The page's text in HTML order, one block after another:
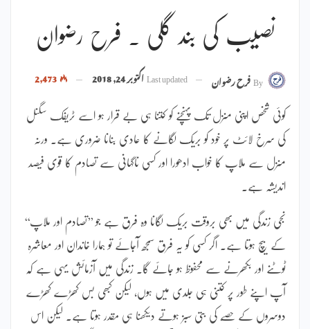
نصیب کی بند گلی ۔ فرح رضوان
Byفرح رضوان Last updatedاکتوبر 24, 2018
کوئی شخص اپنی منزل تک پہنچنے کو کتنا ہی بے قرار ہو اسے ٹریفک سگنل
کی سرخ لائٹ پر خود کو بریک لگانے کا عادی بنانا ضروری ہے۔ ورنہ
منزل سے ملاپ کا خواب ادھورا اور کسی ناگہانی سے تصادم کا قوی فیصد
اندیشہ ہے۔
نجی زندگی میں بھی بروقت بریک لگانا وہ فرق ہے جو ’’تصادم اور ملاپ‘‘
کے بیچ ہوتا ہے۔ اگر کسی کو یہ فرق سمجھ آجائے تو ہمارا خاندان اور معاشرہ
ٹوٹنے اور بکھرنے سے محفوظ ہو جائے گا۔ زندگی میں آزمائش یہی ہے کہ
آپ اپنے طور پر کتنی ہی جلدی میں ہوں، لیکن کبھی بس کھڑے کھڑے
دوسروں کے حصّے کی بتی سبز ہوتے دیکھنا ہی مقدر ہوتا ہے۔ لیکن اس